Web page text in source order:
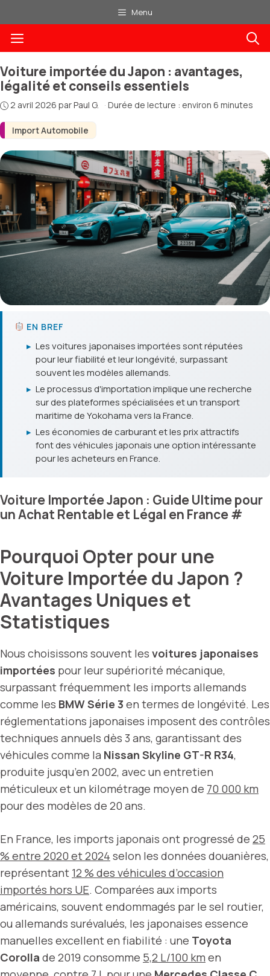
au
contenu
Menu
Menu
Import Automobile
Voiture importée du Japon : avantages,
légalité et conseils essentiels
2 avril 2026 parPaul G. · Durée de lecture : environ 6 minutes
EN BREF
▸ Les voitures japonaises importées sont réputées
pour leur fiabilité et leur longévité, surpassant
souvent les modèles allemands.
▸ Le processus d'importation implique une recherche
sur des plateformes spécialisées et un transport
maritime de Yokohama vers la France.
▸ Les économies de carburant et les prix attractifs
font des véhicules japonais une option intéressante
pour les acheteurs en France.
Voiture Importée Japon : Guide Ultime pour
un Achat Rentable et Légal en France#
Pourquoi Opter pour une
Voiture Importée du Japon ?
Avantages Uniques et
Statistiques
Nous choisissons souvent les voitures japonaises
importées pour leur supériorité mécanique,
surpassant fréquemment les imports allemands
comme les BMW Série 3 en termes de longévité. Les
réglementations japonaises imposent des contrôles
techniques annuels dès 3 ans, garantissant des
véhicules comme la Nissan Skyline GT-R R34,
produite jusqu’en 2002, avec un entretien
méticuleux et un kilométrage moyen de 70 000 km
pour des modèles de 20 ans.
En France, les imports japonais ont progressé de 25
% entre 2020 et 2024 selon les données douanières,
représentant 12 % des véhicules d’occasion
importés hors UE. Comparées aux imports
américains, souvent endommagés par le sel routier,
ou allemands surévalués, les japonaises essence
manuelles excellent en fiabilité : une Toyota
Corolla de 2019 consomme 5,2 L/100 km en